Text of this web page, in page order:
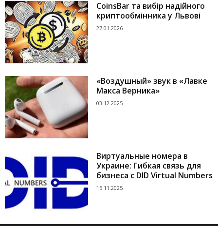
CoinsBar та вибір надійного
криптообмінника у Львові
27.01.2026
«Воздушный» звук в «Лавке
Макса Верника»
03.12.2025
Виртуальные номера в
Украине: Гибкая связь для
бизнеса с DID Virtual Numbers
15.11.2025